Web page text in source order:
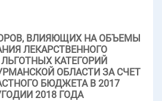
ВЛИЯЮЩИХ НА ОБЪЕМЫ
ЛЕКАРСТВЕННОГО
КАТЕГОРИЙ
ОБЛАСТИ ЗА СЧЕТ
БЮДЖЕТА В 2017
2018 ГОДА